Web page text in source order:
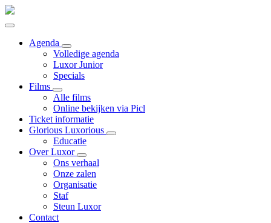
Agenda
Volledige agenda
Luxor Junior
Specials
Films
Alle films
Online bekijken via Picl
Ticket informatie
Glorious Luxorious
Educatie
Over Luxor
Ons verhaal
Onze zalen
Organisatie
Staf
Steun Luxor
Contact